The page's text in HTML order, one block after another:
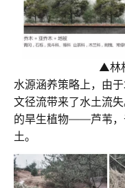
▲林
水源涵养策略上，由
文径流带来了水土流
的旱生植物——芦苇，
土。